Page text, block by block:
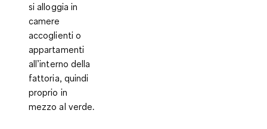
si alloggia in
camere
accoglienti o
appartamenti
all’interno della
fattoria, quindi
proprio in
mezzo al verde.